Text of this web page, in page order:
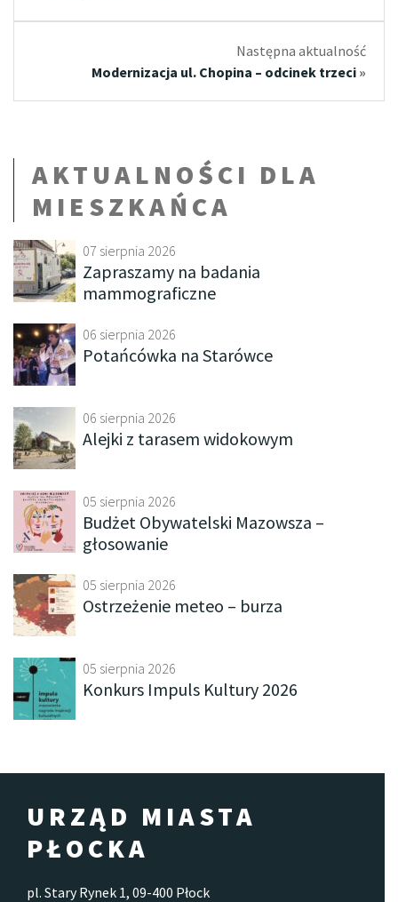
Następna aktualność
Modernizacja ul. Chopina – odcinek trzeci »
AKTUALNOŚCI DLA
MIESZKAŃCA
07 sierpnia 2026
Zapraszamy na badania
mammograficzne
06 sierpnia 2026
Potańcówka na Starówce
06 sierpnia 2026
Alejki z tarasem widokowym
05 sierpnia 2026
Budżet Obywatelski Mazowsza –
głosowanie
05 sierpnia 2026
Ostrzeżenie meteo – burza
05 sierpnia 2026
Konkurs Impuls Kultury 2026
URZĄD MIASTA
PŁOCKA
pl. Stary Rynek 1, 09-400 Płock